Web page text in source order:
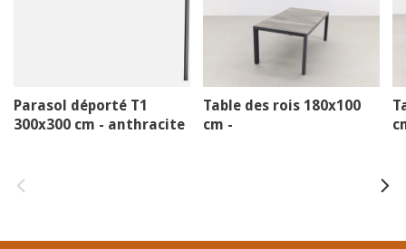
Parasol déporté T1
300x300 cm - anthracite
Table des rois 180x100
cm -